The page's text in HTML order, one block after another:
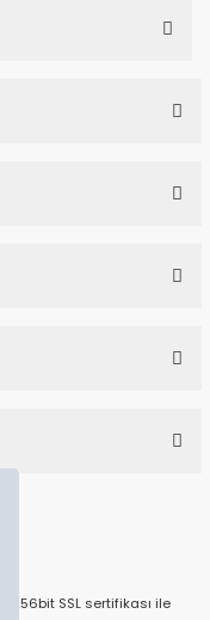
256bit SSL sertifikası ile